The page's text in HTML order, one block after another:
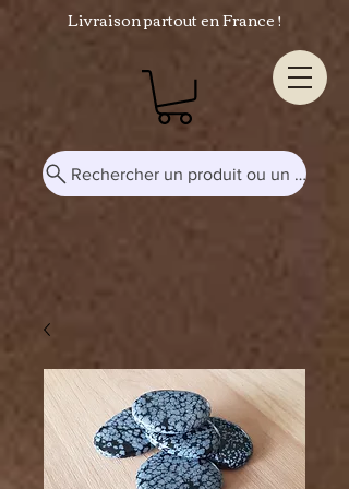
Livraison partout en France !
Rechercher un produit ou un mot-